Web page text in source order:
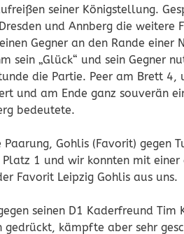
seiner Königstellung.
und Annberg die
Gegner an den Rande einer
sein „Glück“ und sein Gegner
die Partie. Peer am Brett 4,
und am Ende ganz souverän
bedeutete.
Paarung, Gohlis (Favorit) gegen
1 und wir konnten mit einer
Favorit Leipzig Gohlis aus uns.
seinen D1 Kaderfreund
kämpfte aber sehr